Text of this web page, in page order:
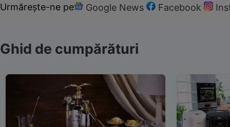
Urmărește-ne pe Google News Facebook
Ghid de cumpărături